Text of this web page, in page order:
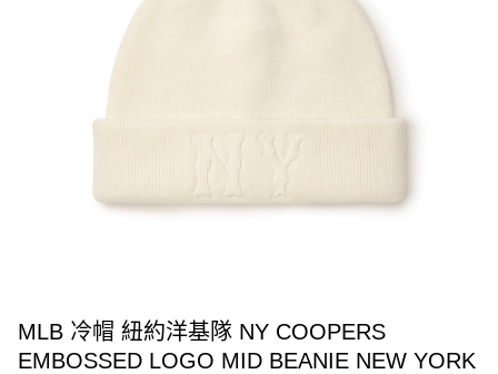
MLB 冷帽 紐約洋基隊 NY COOPERS
EMBOSSED LOGO MID BEANIE NEW YORK